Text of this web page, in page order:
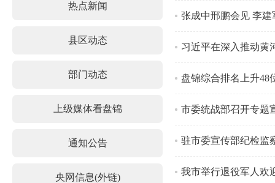
热点新闻
县区动态
部门动态
上级媒体看盘锦
通知公告
央网信息(外链)
张成中邢鹏会见 李建
盘锦综合排名上升48
市委统战部召开专题
驻市委宣传部纪检监
我市举行退役军人欢